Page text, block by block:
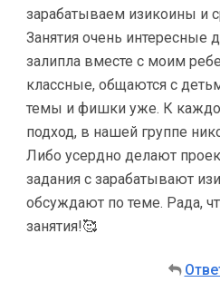
зарабатываем изикоины и
Занятия очень интересные
залипла вместе с моим
классные, общаются с
темы и фишки уже. К
подход, в нашей группе
Либо усердно делают
задания с зарабатывают
обсуждают по теме. Рада,
занятия!🥰